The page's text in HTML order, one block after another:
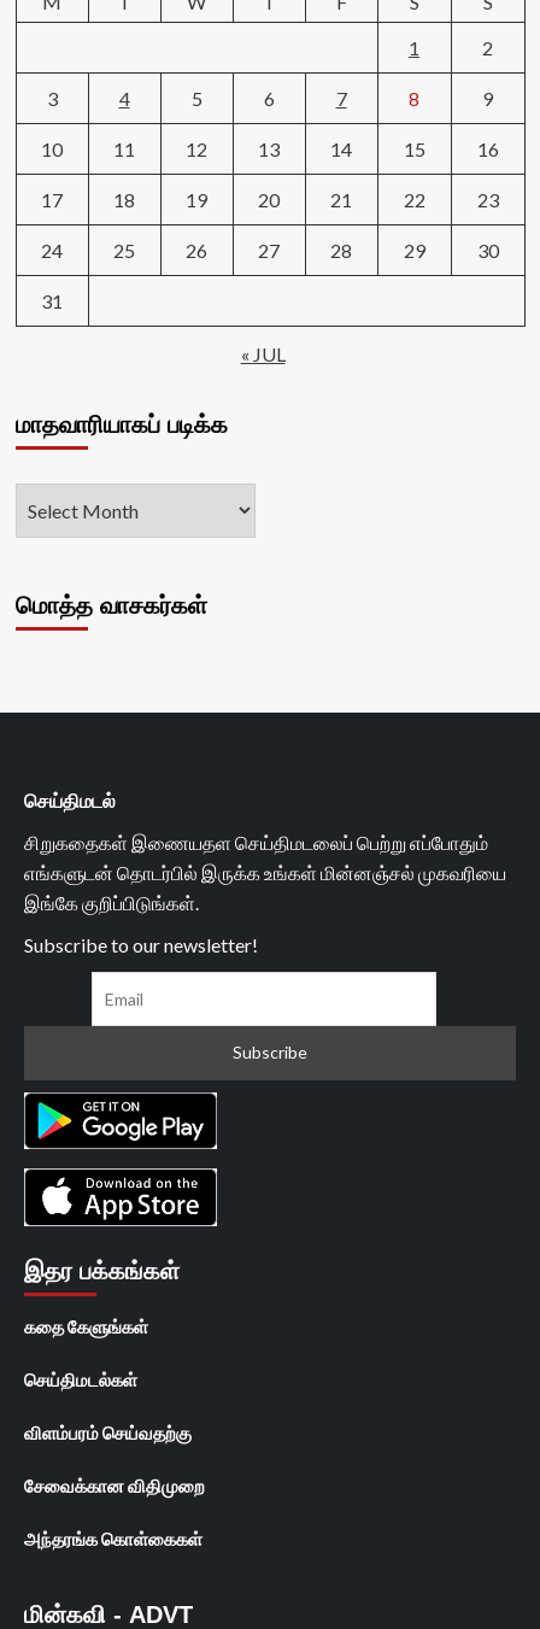
1
2
3 4 5 6 7 8 9
10 11 12 13 14 15 16
17 18 19 20 21 22 23
24 25 26 27 28 29 30
31
« JUL
மாதவாரியாகப் படிக்க
மொத்த வாசகர்கள்
செய்திமடல்
சிறுகதைகள் இணையதள செய்திமடலைப் பெற்று எப்போதும்
எங்களுடன் தொடர்பில் இருக்க உங்கள் மின்னஞ்சல் முகவரியை
இங்கே குறிப்பிடுங்கள்.
Subscribe to our newsletter!
இதர பக்கங்கள்
கதை கேளுங்கள்
செய்திமடல்கள்
விளம்பரம் செய்வதற்கு
சேவைக்கான விதிமுறை
அந்தரங்க கொள்கைகள்
மின்கவி - ADVT